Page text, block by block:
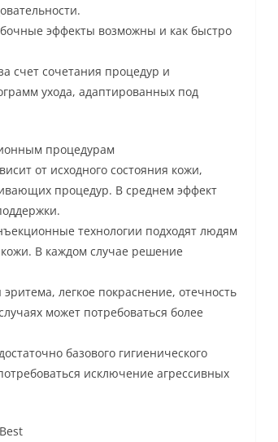
эффекты возможны и как быстро
счет сочетания процедур и
ухода, адаптированных под
процедурам
от исходного состояния кожи,
процедур. В среднем эффект
технологии подходят людям
В каждом случае решение
легкое покраснение, отечность
может потребоваться более
базового гигиенического
исключение агрессивных